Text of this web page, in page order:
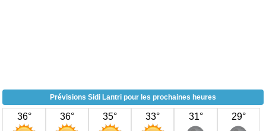
Prévisions Sidi Lantri pour les prochaines heures
36° 36° 35° 33° 31° 29°